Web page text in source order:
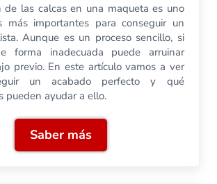
de las calcas en una maqueta es uno
más importantes para conseguir un
Aunque es un proceso sencillo, si
forma inadecuada puede arruinar
previo. En este artículo vamos a ver
un acabado perfecto y qué
pueden ayudar a ello.
Saber másCómo colocar calcas al